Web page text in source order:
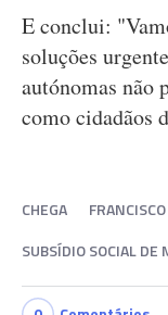
E conclui:
soluções
autónomas não
como cidadãos
CHEGA
SUBSÍDIO SOCIAL DE